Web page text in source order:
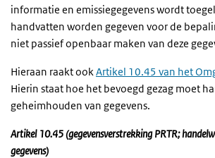
informatie en emissiegegevens wordt
handvatten worden gegeven voor de
niet passief openbaar maken van deze
Hieraan raakt ookArtikel 10.45 van het
Hierin staat hoe het bevoegd gezag moet
geheimhouden van gegevens.
Artikel 10.45 (gegevensverstrekking PRTR;
gegevens)